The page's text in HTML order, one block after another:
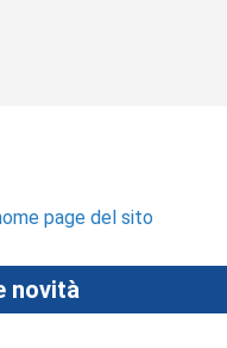
page del sito
novità